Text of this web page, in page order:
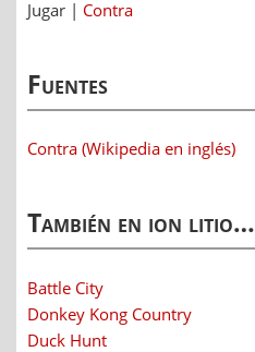
Jugar | Contra
Fuentes
Contra (Wikipedia en inglés)
También en ion litio…
Battle City
Donkey Kong Country
Duck Hunt